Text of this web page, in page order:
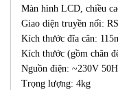
Màn hình LCD, chiều
Giao diện truyền nối:
Kích thước đĩa cân:
Kích thước (gồm chân
Nguồn điện: ~230V
Trọng lượng: 4kg